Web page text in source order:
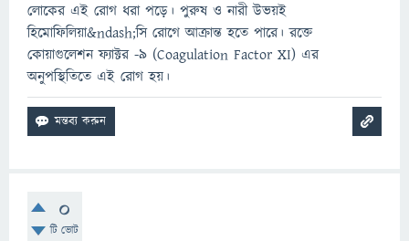
লোকের এই রোগ ধরা পড়ে। পুরুষ ও নারী উভয়ই
হিমোফিলিয়া&ndash;সি রোগে আক্রান্ত হতে পারে। রক্তে
কোয়াগুলেশন ফ্যাক্টর -৯ (Coagulation Factor XI) এর
অনুপস্থিতিতে এই রোগ হয়।
0
টি ভোট